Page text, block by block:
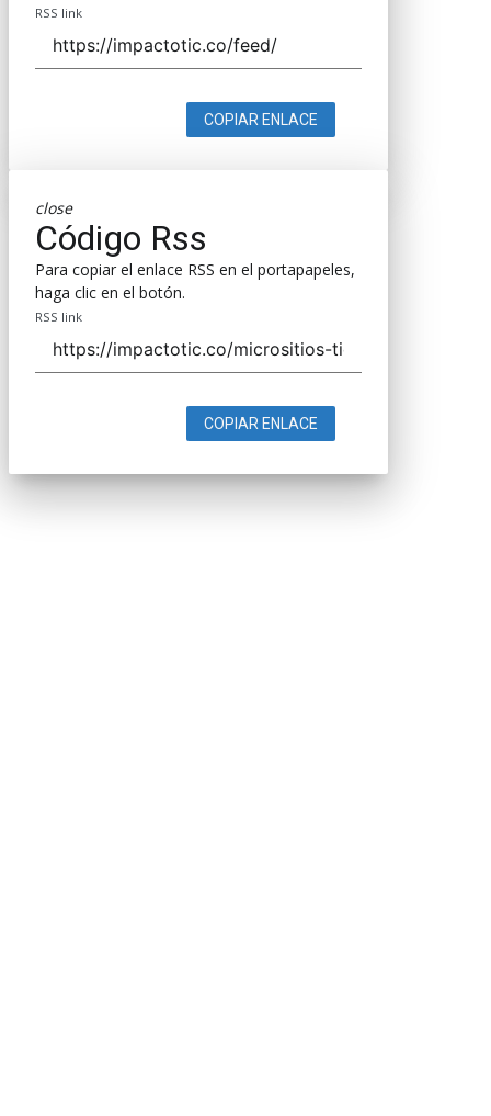
RSS link
COPIAR ENLACE
close
Código Rss
Para copiar el enlace RSS en el portapapeles,
haga clic en el botón.
RSS link
COPIAR ENLACE